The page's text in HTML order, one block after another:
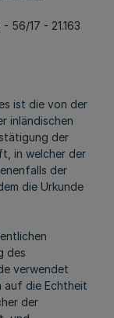
56/17 - 21.163
ist die von der
inländischen
der
in welcher der
der
die Urkunde
des
verwendet
auf die Echtheit
der